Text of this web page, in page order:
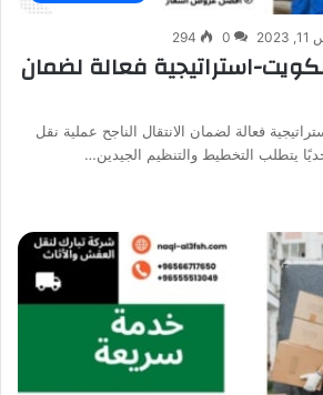
0
294
استراتيجية فعالة لضمان
فعالة لضمان الانتقال الناجح عملية نقل
يتطلب التخطيط والتنظيم الجيدين…